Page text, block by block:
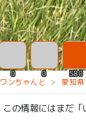
0 0 580
ワンちゃんと 愛知県
この情報にはまだ「